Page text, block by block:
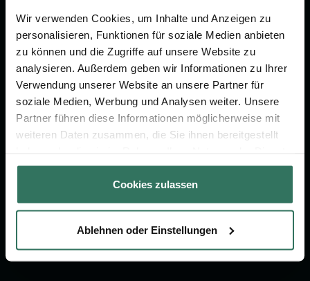
Wir verwenden Cookies, um Inhalte und Anzeigen zu
personalisieren, Funktionen für soziale Medien anbieten
zu können und die Zugriffe auf unsere Website zu
analysieren. Außerdem geben wir Informationen zu Ihrer
Verwendung unserer Website an unsere Partner für
soziale Medien, Werbung und Analysen weiter. Unsere
Partner führen diese Informationen möglicherweise mit
weiteren Daten zusammen, die Sie ihnen bereitgestellt
gesammelt haben.
Cookies zulassen
Ablehnen oder Einstellungen
Jetzt beraten lassen
FÜR SIE
Vergleich
Ratgeber
Über uns
Für Bestatter
FÜR BESTATTER
Online-Portal
Kostenlos registrieren